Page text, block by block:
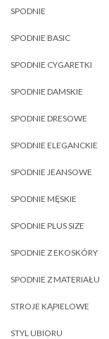
SPODNIE
SPODNIE BASIC
SPODNIE CYGARETKI
SPODNIE DAMSKIE
SPODNIE DRESOWE
SPODNIE ELEGANCKIE
SPODNIE JEANSOWE
SPODNIE MĘSKIE
SPODNIE PLUS SIZE
SPODNIE Z EKOSKÓRY
SPODNIE Z MATERIAŁU
STROJE KĄPIELOWE
STYL UBIORU